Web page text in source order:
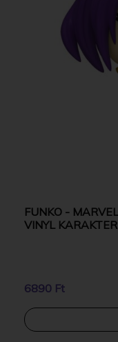
FUNKO -
VINYL KARAKTER
6890 Ft